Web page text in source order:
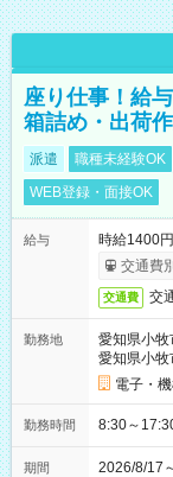
座り仕事！給
箱詰め・出荷
派遣 職種未経験OK
WEB登録・面接OK
給与
時給1400
交通費
交通費 交
勤務地
愛知県小牧
愛知県小
電子・
勤務時間
期間 2026/8/17